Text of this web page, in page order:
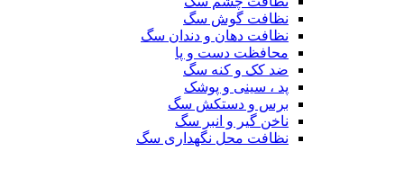
نظافت گوش سگ
نظافت دهان و دندان سگ
محافظت دست و پا
ضد کک و کنه سگ
پد ، سینی و پوشک
برس و دستکش سگ
ناخن گیر و انبر سگ
نظافت محل نگهداری سگ